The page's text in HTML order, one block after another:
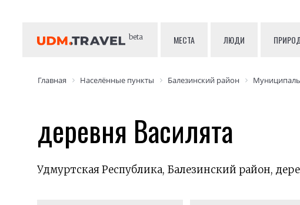
beta МЕСТА ЛЮДИ
Главная Населённые пункты Балезинский район
деревня Василята
Удмуртская Республика, Балезинский район,